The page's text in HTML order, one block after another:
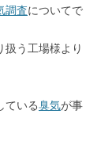
調査についてで
う工場様より
ている臭気が事